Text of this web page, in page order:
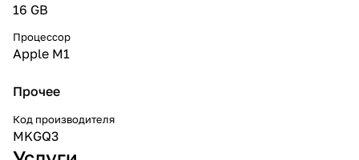
16 GB
Процессор
Apple M1
Прочее
Код производителя
MKGQ3